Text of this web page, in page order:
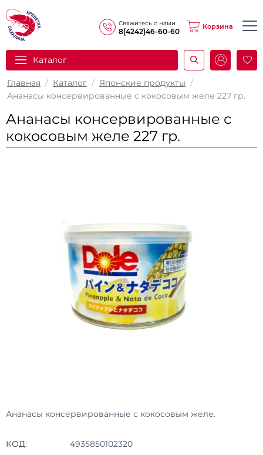
Свяжитесь с нами
8(4242)46-60-60
Корзина
Каталог
Главная / Каталог / Японские продукты /
Ананасы консервированные с кокосовым желе 227 гр.
Ананасы консервированные с
кокосовым желе 227 гр.
Ананасы консервированные с кокосовым желе.
КОД:
4935850102320